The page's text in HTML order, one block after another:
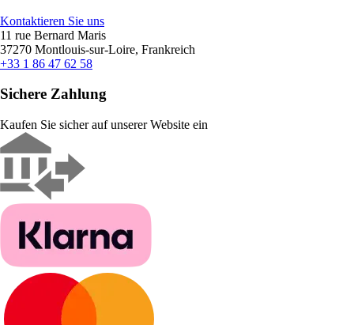
Kontaktieren Sie uns
11 rue Bernard Maris
37270 Montlouis-sur-Loire, Frankreich
+33 1 86 47 62 58
Sichere Zahlung
Kaufen Sie sicher auf unserer Website ein